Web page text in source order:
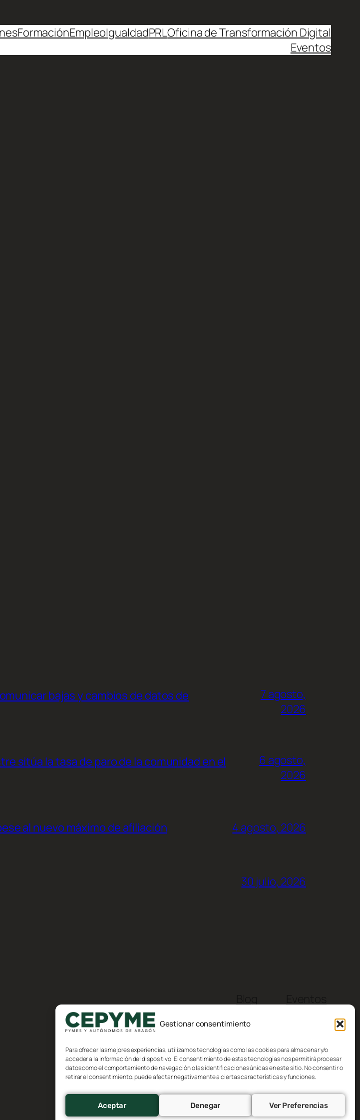
Gestionar consentimiento
Para ofrecer las mejores experiencias, utilizamos tecnologías como las cookies para almacenar y/o
acceder a la información del dispositivo. El consentimiento de estas tecnologías nos permitirá procesar
datos como el comportamiento de navegación o las identificaciones únicas en este sitio. No consentir o
retirar el consentimiento, puede afectar negativamente a ciertas características y funciones.
Aceptar Denegar Ver Preferencias
FormaciónEmpleoIgualdadPRLOficina de Transformación Digital
Eventos
bajas y cambios de datos de
7 agosto,
2026
sitúa la tasa de paro de la comunidad en el
6 agosto,
2026
al nuevo máximo de afiliación 4 agosto, 2026
30 julio, 2026
FAQs
Autores
Temas
Diseñado conWordPress